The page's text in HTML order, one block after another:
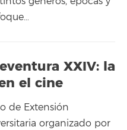
XXIV: la
el cine
de Extensión
organizado por